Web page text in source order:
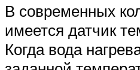
В современных
имеется датчик
Когда вода